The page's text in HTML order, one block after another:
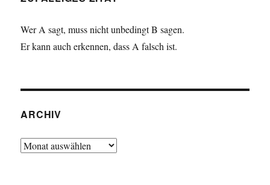
Wer A sagt, muss nicht unbedingt B sagen.
Er kann auch erkennen, dass A falsch ist.
ARCHIV
Archiv